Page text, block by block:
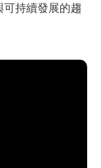
持續發展的趨